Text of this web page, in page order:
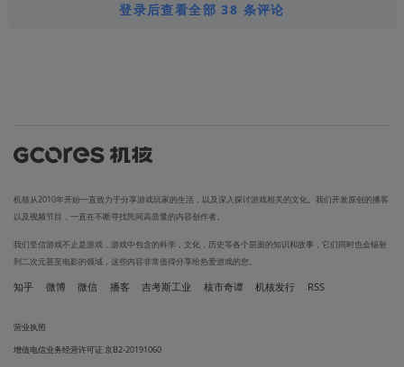
登录后查看全部 38 条评论
机核从2010年开始一直致力于分享游戏玩家的生活，以及深入探讨游戏相关的文化。我们开发原创的播客
以及视频节目，一直在不断寻找民间高质量的内容创作者。
我们坚信游戏不止是游戏，游戏中包含的科学，文化，历史等各个层面的知识和故事，它们同时也会辐射
到二次元甚至电影的领域，这些内容非常值得分享给热爱游戏的您。
知乎 微博 微信 播客 吉考斯工业 核市奇谭 机核发行 RSS
营业执照
增值电信业务经营许可证 京B2-20191060